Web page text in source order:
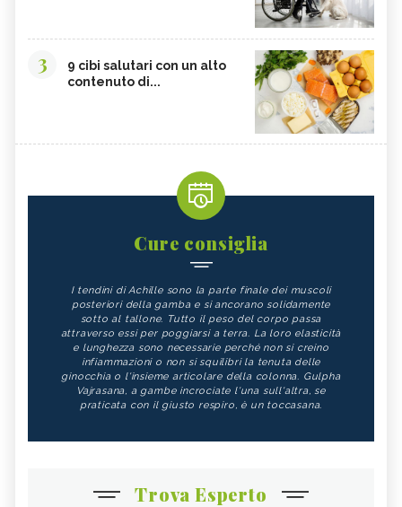
3
9 cibi salutari con un alto
contenuto di...
Cure consiglia
I tendini di Achille sono la parte finale dei muscoli
posteriori della gamba e si ancorano solidamente
sotto al tallone. Tutto il peso del corpo passa
attraverso essi per poggiarsi a terra. La loro elasticità
e lunghezza sono necessarie perché non si creino
infiammazioni o non si squilibri la tenuta delle
ginocchia o l'insieme articolare della colonna. Gulpha
Vajrasana, a gambe incrociate l'una sull'altra, se
praticata con il giusto respiro, è un toccasana.
Trova Esperto